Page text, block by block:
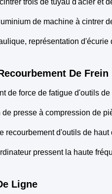
trois de tuyau d'acier et
de machine à cintrer
représentation
De Frein
de force de fatigue d'outils
presse à compression de
recourbement d'outils de
pressent la haute
Ligne